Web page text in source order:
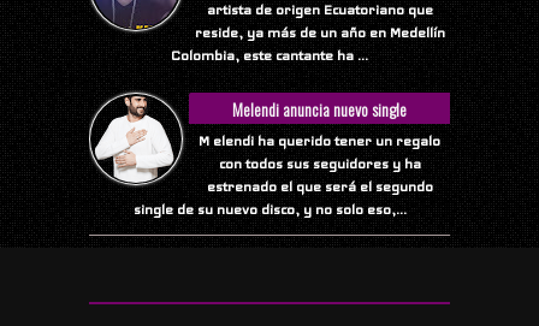
artista de origen Ecuatoriano que
reside, ya más de un año en Medellín
Colombia, este cantante ha ...
Melendi anuncia nuevo single
M elendi ha querido tener un regalo
con todos sus seguidores y ha
estrenado el que será el segundo
single de su nuevo disco, y no solo eso,...